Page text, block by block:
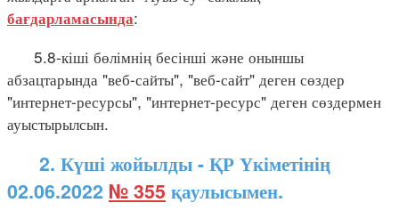
бағдарламасында:
5.8-кіші бөлімнің бесінші және оныншы
абзацтарында "веб-сайты", "веб-сайт" деген сөздер
"интернет-ресурсы", "интернет-ресурс" деген сөздермен
ауыстырылсын.
2. Күші жойылды - ҚР Үкіметінің
02.06.2022 № 355 қаулысымен.